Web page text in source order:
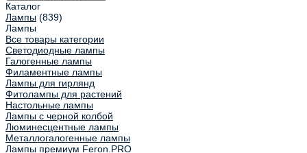
Каталог
Лампы (839)
Лампы
Все товары категории
Светодиодные лампы
Галогенные лампы
Филаментные лампы
Лампы для гирлянд
Фитолампы для растений
Настольные лампы
Лампы с черной колбой
Люминесцентные лампы
Металлогалогенные лампы
Лампы премиум Feron.PRO